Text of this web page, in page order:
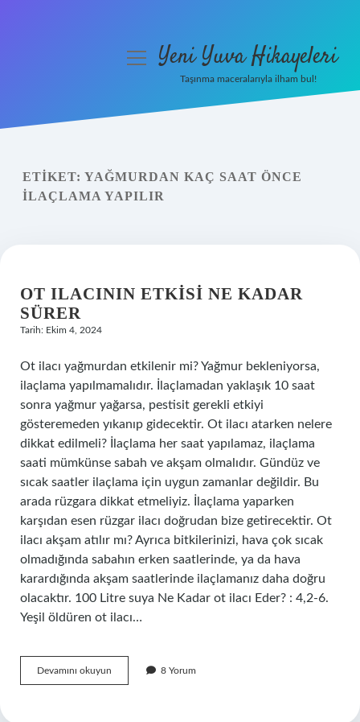
Yasal Uyarı
menüyüYeni Yuva Hikayeleri
Taşınma maceralarıyla ilham bul!
ETIKET: YAĞMURDAN KAÇ SAAT ÖNCE
ILAÇLAMA YAPILIR
OT ILACININ ETKISI NE KADAR
SÜRER
Tarih: Ekim 4, 2024
Ot ilacı yağmurdan etkilenir mi? Yağmur bekleniyorsa,
ilaçlama yapılmamalıdır. İlaçlamadan yaklaşık 10 saat
sonra yağmur yağarsa, pestisit gerekli etkiyi
gösteremeden yıkanıp gidecektir. Ot ilacı atarken nelere
dikkat edilmeli? İlaçlama her saat yapılamaz, ilaçlama
saati mümkünse sabah ve akşam olmalıdır. Gündüz ve
sıcak saatler ilaçlama için uygun zamanlar değildir. Bu
arada rüzgara dikkat etmeliyiz. İlaçlama yaparken
karşıdan esen rüzgar ilacı doğrudan bize getirecektir. Ot
ilacı akşam atılır mı? Ayrıca bitkilerinizi, hava çok sıcak
olmadığında sabahın erken saatlerinde, ya da hava
karardığında akşam saatlerinde ilaçlamanız daha doğru
olacaktır. 100 Litre suya Ne Kadar ot ilacı Eder? : 4,2-6.
Yeşil öldüren ot ilacı…
Devamını okuyun
Ilacının
8 Yorum